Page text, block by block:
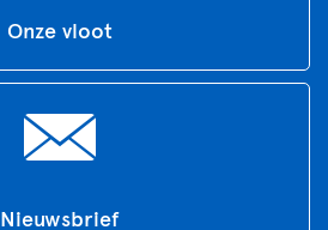
Onze vloot
Nieuwsbrief